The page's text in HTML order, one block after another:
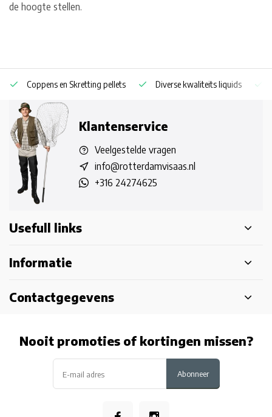
de hoogte stellen.
Coppens en Skretting pellets Diverse kwaliteits liquids
Klantenservice
Veelgestelde vragen
info@rotterdamvisaas.nl
+316 24274625
Usefull links
Informatie
Contactgegevens
Nooit promoties of kortingen missen?
Abonneer